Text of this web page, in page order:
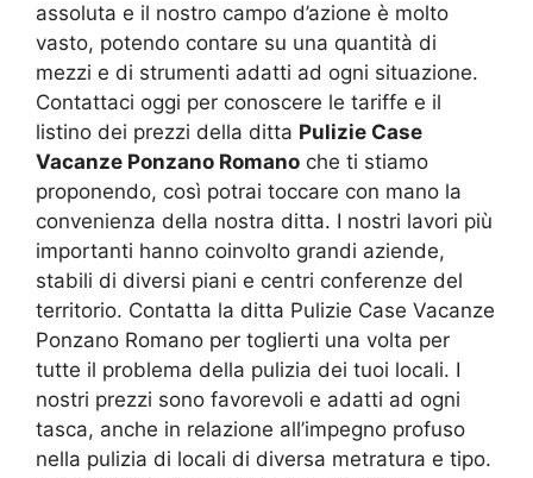
assoluta e il nostro campo d’azione è molto
vasto, potendo contare su una quantità di
mezzi e di strumenti adatti ad ogni situazione.
Contattaci oggi per conoscere le tariffe e il
listino dei prezzi della ditta Pulizie Case
Vacanze Ponzano Romano che ti stiamo
proponendo, così potrai toccare con mano la
convenienza della nostra ditta. I nostri lavori più
importanti hanno coinvolto grandi aziende,
stabili di diversi piani e centri conferenze del
territorio. Contatta la ditta Pulizie Case Vacanze
Ponzano Romano per toglierti una volta per
tutte il problema della pulizia dei tuoi locali. I
nostri prezzi sono favorevoli e adatti ad ogni
tasca, anche in relazione all’impegno profuso
nella pulizia di locali di diversa metratura e tipo.